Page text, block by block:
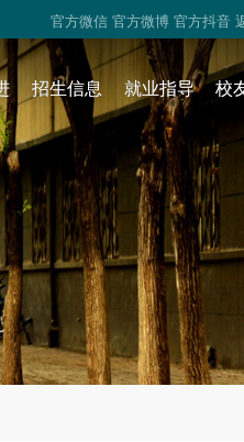
官方微信 官方微博 官方抖音
招生信息 就业指导 校